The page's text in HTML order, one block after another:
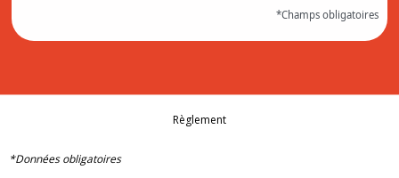
*Champs obligatoires
Règlement
*Données obligatoires